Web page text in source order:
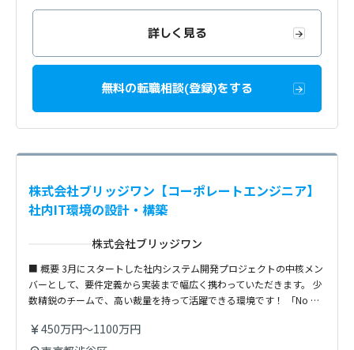
詳しく見る
無料の転職相談(登録)をする
株式会社ブリッジワン【コーポレートエンジニア】
社内IT環境の設計・構築
株式会社ブリッジワン
■ 概要 3月にスタートした社内システム開発プロジェクトの中核メン
バーとして、要件定義から実装まで幅広く携わっていただきます。 少
数精鋭のチームで、高い裁量を持って活躍できる環境です！ 「No …
450万円〜1100万円